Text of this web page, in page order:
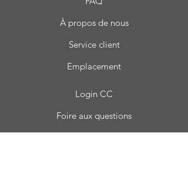
À propos de nous
Service client
Emplacement
Login CC
Foire aux questions